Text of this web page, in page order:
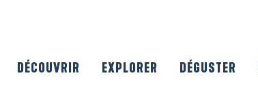
DÉCOUVRIR EXPLORER DÉGUSTER